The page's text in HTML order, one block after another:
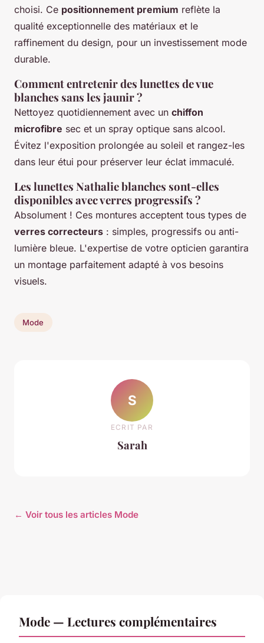
choisi. Ce positionnement premium reflète la
qualité exceptionnelle des matériaux et le
raffinement du design, pour un investissement mode
durable.
Comment entretenir des lunettes de vue
blanches sans les jaunir ?
Nettoyez quotidiennement avec un chiffon
microfibre sec et un spray optique sans alcool.
Évitez l'exposition prolongée au soleil et rangez-les
dans leur étui pour préserver leur éclat immaculé.
Les lunettes Nathalie blanches sont-elles
disponibles avec verres progressifs ?
Absolument ! Ces montures acceptent tous types de
verres correcteurs : simples, progressifs ou anti-
lumière bleue. L'expertise de votre opticien garantira
un montage parfaitement adapté à vos besoins
visuels.
Mode
S
ECRIT PAR
Sarah
← Voir tous les articles Mode
Mode — Lectures complémentaires